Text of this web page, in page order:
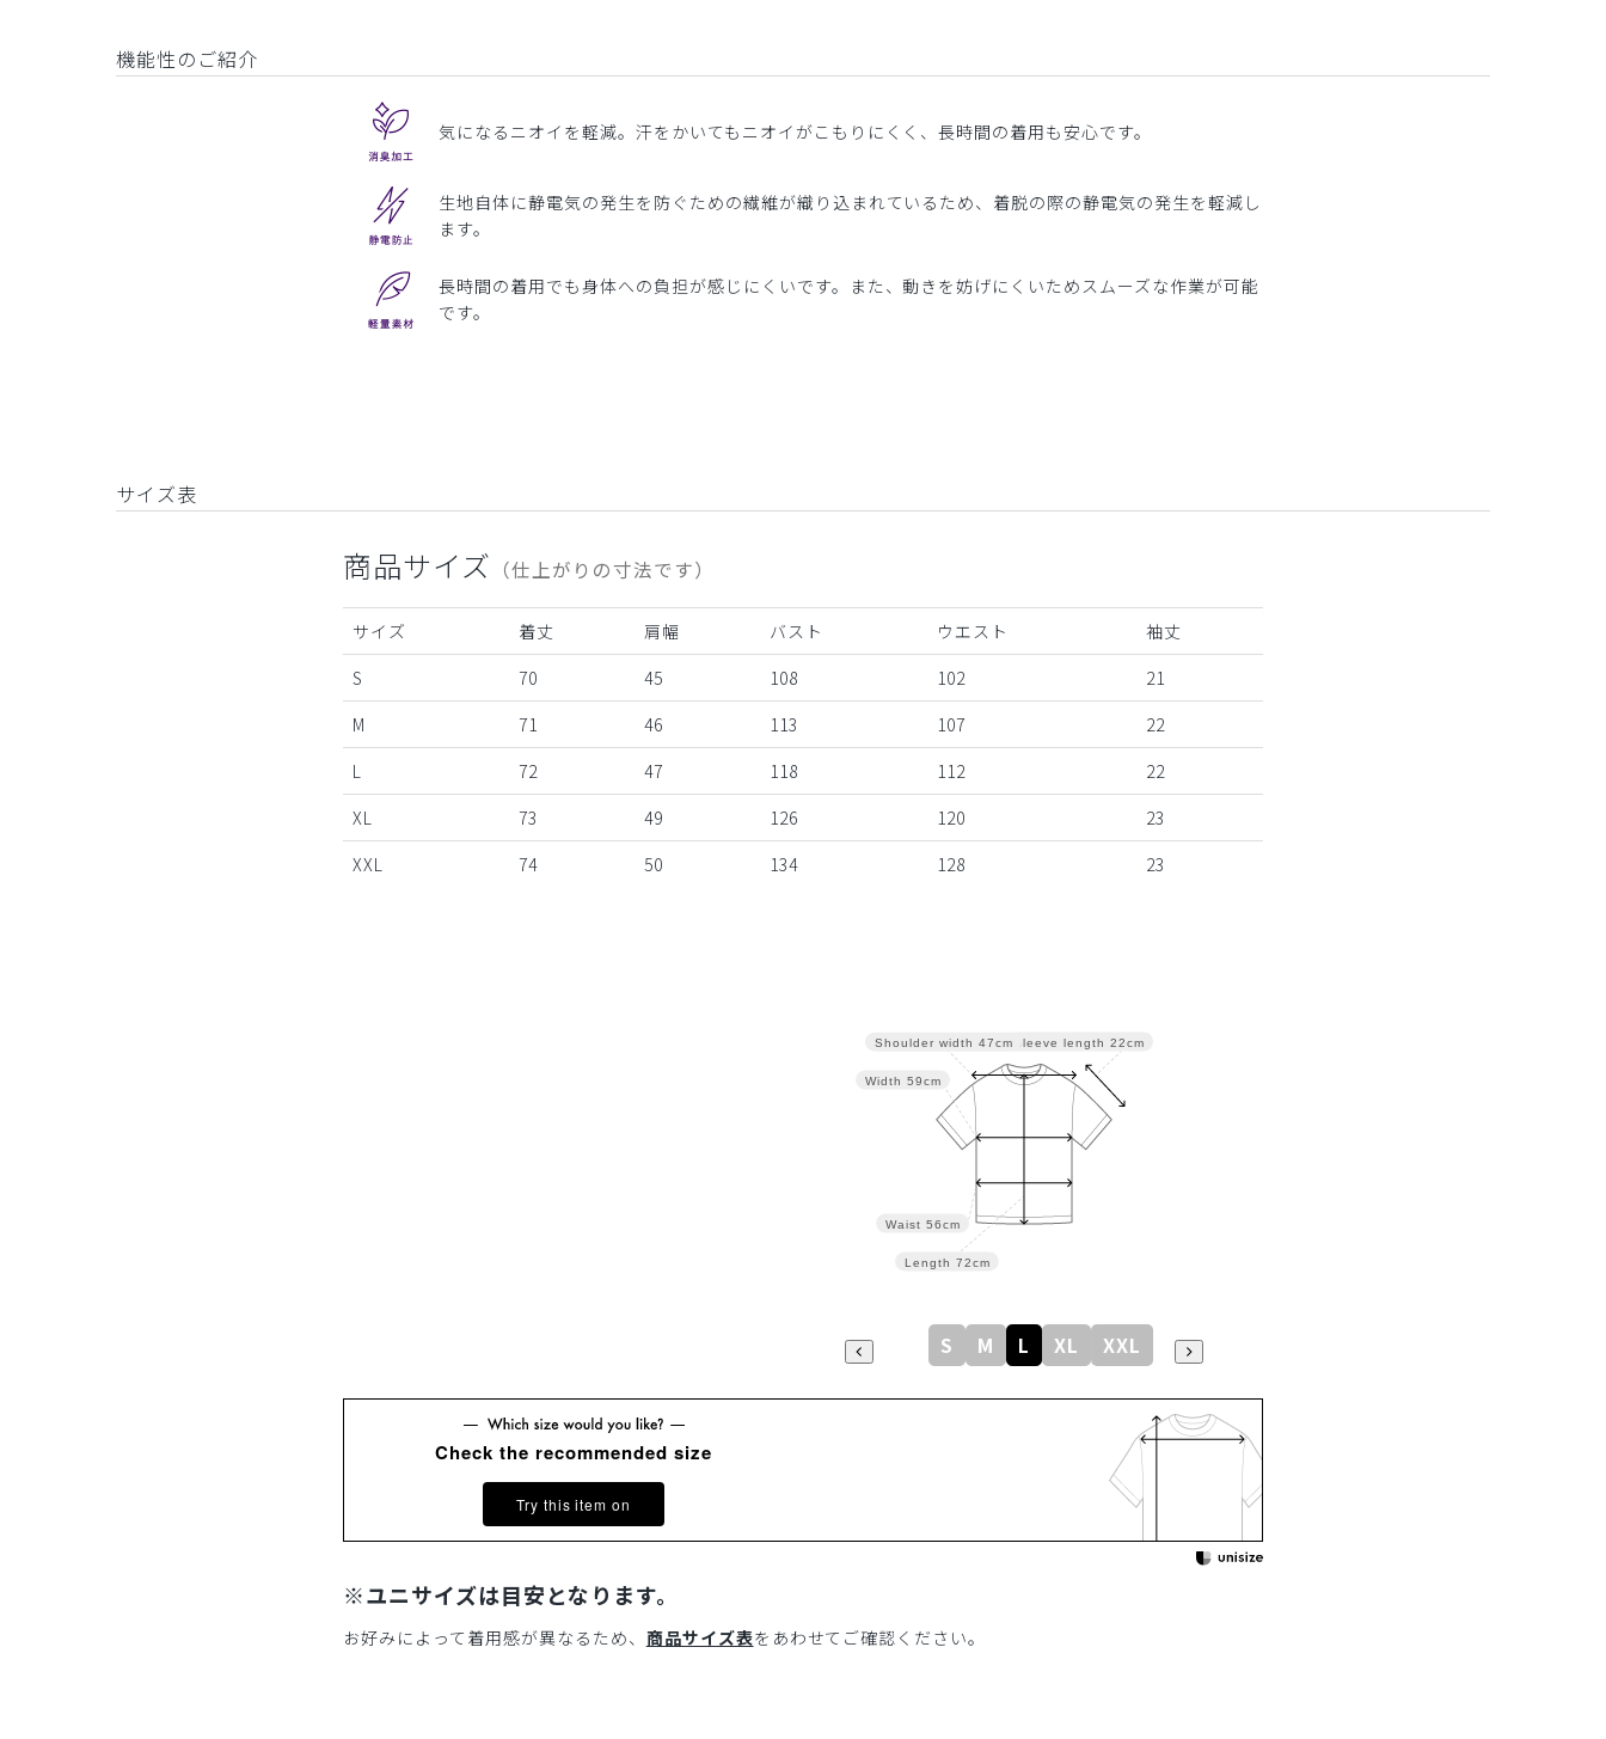
機能性のご紹介
気になるニオイを軽減。汗をかいてもニオイがこもりにくく、長時間の着用も安心です。
生地自体に静電気の発生を防ぐための繊維が織り込まれているため、着脱の際の静電気の発生を軽減し
ます。
長時間の着用でも身体への負担が感じにくいです。また、動きを妨げにくいためスムーズな作業が可能
です。
サイズ表
商品サイズ （仕上がりの寸法です）
サイズ 着丈 肩幅 バスト ウエスト
袖丈
S
70 45 108 102
21
M
71 46 113 107
22
L
72 47 118 112
22
XL
73 49 126 120
23
XXL
74 50 134 128 23
Sleeve length 22cm
Length 72cm
Waist 56cm
Width 59cm
Shoulder width 47cm
S M L XL XXL
Check the recommended size
Try this item on
※ユニサイズは目安となります。
お好みによって着用感が異なるため、 商品サイズ表をあわせてご確認ください。